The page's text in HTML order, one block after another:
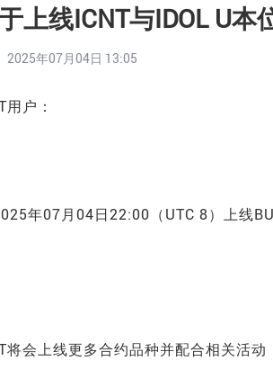
上线ICNT与IDOL U本
2025年07月04日 13:05
户：
年07月04日22:00（UTC 8）上线
将会上线更多合约品种并配合相关活动